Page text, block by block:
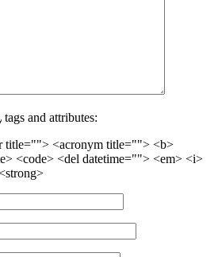
tags and attributes:
title=""> <acronym title=""> <b>
<code> <del datetime=""> <em> <i>